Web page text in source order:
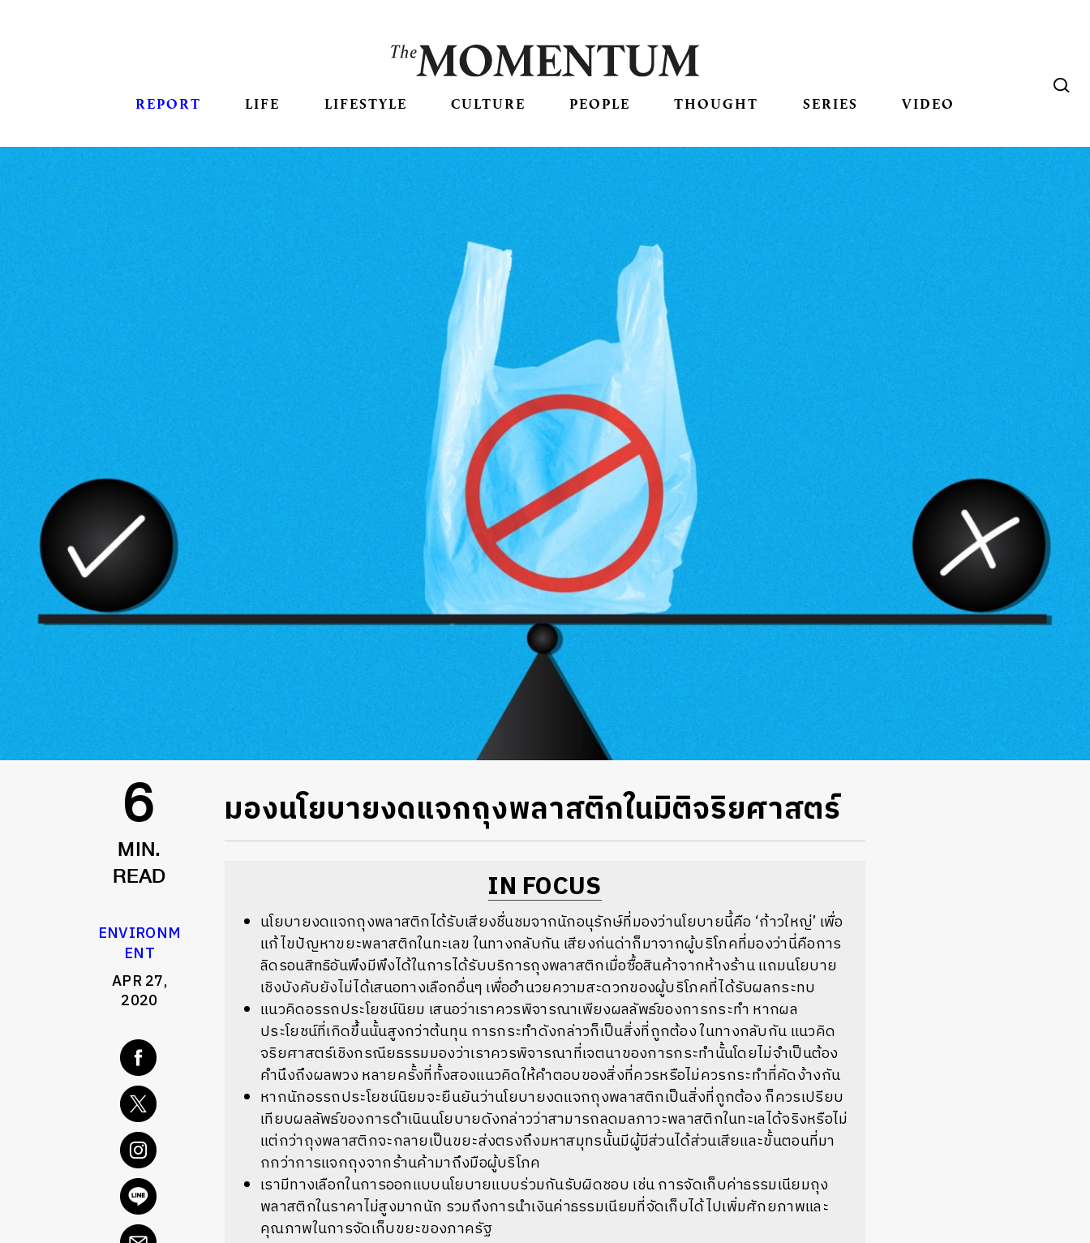
REPORT LIFE LIFESTYLE CULTURE PEOPLE THOUGHT SERIES VIDEO
6
MIN.
READ
ENVIRONM
ENT
APR 27,
2020
มองนโยบายงดแจกถุงพลาสติกในมิติจริยศาสตร์
IN FOCUS
นโยบายงดแจกถุงพลาสติกได้รับเสียงชื่นชมจากนักอนุรักษ์ที่มองว่านโยบายนี้คือ ‘ก้าวใหญ่’ เพื่อ
แก้ไขปัญหาขยะพลาสติกในทะเลขในทางกลับกัน เสียงก่นด่าก็มาจากผู้บริโภคที่มองว่านี่คือการ
ลิดรอนสิทธิอันพึงมีพึงได้ในการได้รับบริการถุงพลาสติกเมื่อซื้อสินค้าจากห้างร้านแถมนโยบาย
เชิงบังคับยังไม่ได้เสนอทางเลือกอื่นๆ เพื่ออำนวยความสะดวกของผู้บริโภคที่ได้รับผลกระทบ
แนวคิดอรรถประโยชน์นิยม เสนอว่าเราควรพิจารณาเพียงผลลัพธ์ของการกระทำ หากผล
ประโยชน์ที่เกิดขึ้นนั้นสูงกว่าต้นทุน การกระทำดังกล่าวก็เป็นสิ่งที่ถูกต้องในทางกลับกัน แนวคิด
จริยศาสตร์เชิงกรณียธรรมมองว่าเราควรพิจารณาที่เจตนาของการกระทำนั้นโดยไม่จำเป็นต้อง
คำนึงถึงผลพวง หลายครั้งที่ทั้งสองแนวคิดให้คำตอบของสิ่งที่ควรหรือไม่ควรกระทำที่คัดง้างกัน
หากนักอรรถประโยชน์นิยมจะยืนยันว่านโยบายงดแจกถุงพลาสติกเป็นสิ่งที่ถูกต้อง ก็ควรเปรียบ
เทียบผลลัพธ์ของการดำเนินนโยบายดังกล่าวว่าสามารถลดมลภาวะพลาสติกในทะเลได้จริงหรือไม่
แต่กว่าถุงพลาสติกจะกลายเป็นขยะส่งตรงถึงมหาสมุทรนั้นมีผู้มีส่วนได้ส่วนเสียและขั้นตอนที่มา
กกว่าการแจกถุงจากร้านค้ามาถึงมือผู้บริโภค
เรามีทางเลือกในการออกแบบนโยบายแบบร่วมกันรับผิดชอบ เช่นการจัดเก็บค่าธรรมเนียมถุง
พลาสติกในราคาไม่สูงมากนัก รวมถึงการนำเงินค่าธรรมเนียมที่จัดเก็บได้ไปเพิ่มศักยภาพและ
คุณภาพในการจัดเก็บขยะของภาครัฐ